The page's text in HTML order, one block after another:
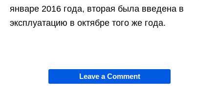
январе 2016 года, вторая была введена в
эксплуатацию в октябре того же года.
Leave a Comment